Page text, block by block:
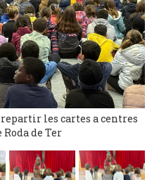
les cartes a centres
Roda de Ter